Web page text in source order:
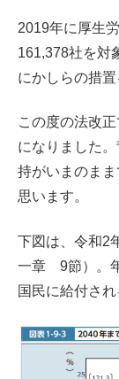
2019年に厚生
161,378社を対
にかしらの措置
この度の法改
になりました
持がいまのま
思います。
下図は、令和2
一章 9節）。
国民に給付さ